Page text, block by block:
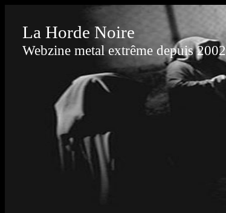
La Horde Noire
Webzine metal extrême depuis 2002